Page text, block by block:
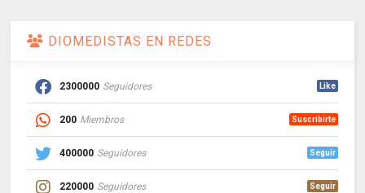
DIOMEDISTAS EN REDES
2300000 Seguidores Like
200 Miembros Suscribirte
400000 Seguidores Seguir
220000 Seguidores Seguir